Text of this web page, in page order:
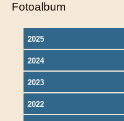
Fotoalbum
2025
2024
2023
2022